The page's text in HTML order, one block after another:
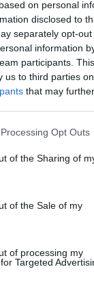
on personal
disclosed to
separately opt-
information
participants.
us to third parties
that may
website/app uses
or usage
to Google and its
specified
Opt Outs
of the Sharing of
of the Sale of my
of processing my
Targeted
l'accesso
dal menù del
Gallura
Eolo
in tempo